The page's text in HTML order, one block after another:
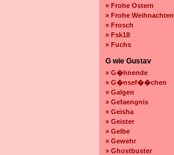
» Frohe Ostern
» Frohe Weihnachten
» Frosch
» Fsk18
» Fuchs
G wie Gustav
» G�hnende
» G�nsef��chen
» Galgen
» Gefaengnis
» Geisha
» Geister
» Gelbe
» Gewehr
» Ghostbuster